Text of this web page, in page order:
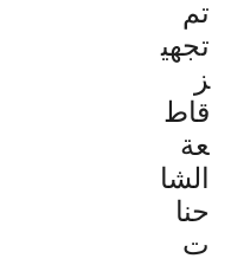
تم
تجهي
ز
قاط
عة
الشا
حنا
ت